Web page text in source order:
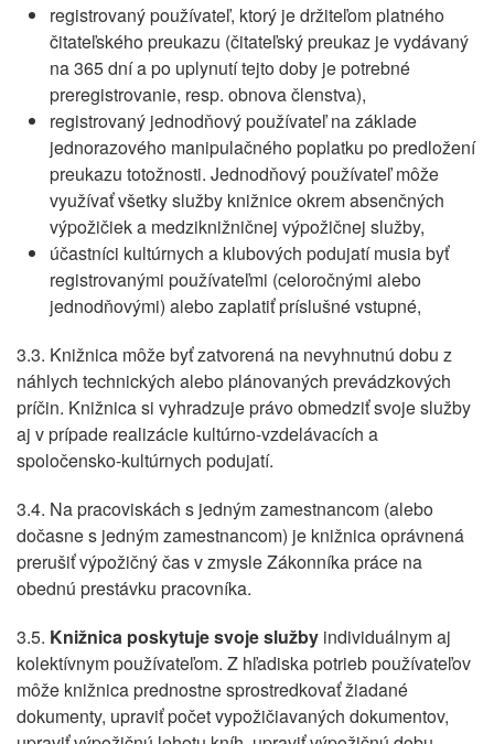
registrovaný používateľ, ktorý je držiteľom platného
čitateľského preukazu (čitateľský preukaz je vydávaný
na 365 dní a po uplynutí tejto doby je potrebné
preregistrovanie, resp. obnova členstva),
registrovaný jednodňový používateľ na základe
jednorazového manipulačného poplatku po predložení
preukazu totožnosti. Jednodňový používateľ môže
využívať všetky služby knižnice okrem absenčných
výpožičiek a medziknižničnej výpožičnej služby,
účastníci kultúrnych a klubových podujatí musia byť
registrovanými používateľmi (celoročnými alebo
jednodňovými) alebo zaplatiť príslušné vstupné,
3.3. Knižnica môže byť zatvorená na nevyhnutnú dobu z
náhlych technických alebo plánovaných prevádzkových
príčin. Knižnica si vyhradzuje právo obmedziť svoje služby
aj v prípade realizácie kultúrno-vzdelávacích a
spoločensko-kultúrnych podujatí.
3.4. Na pracoviskách s jedným zamestnancom (alebo
dočasne s jedným zamestnancom) je knižnica oprávnená
prerušiť výpožičný čas v zmysle Zákonníka práce na
obednú prestávku pracovníka.
3.5. Knižnica poskytuje svoje služby individuálnym aj
kolektívnym používateľom. Z hľadiska potrieb používateľov
môže knižnica prednostne sprostredkovať žiadané
dokumenty, upraviť počet vypožičiavaných dokumentov,